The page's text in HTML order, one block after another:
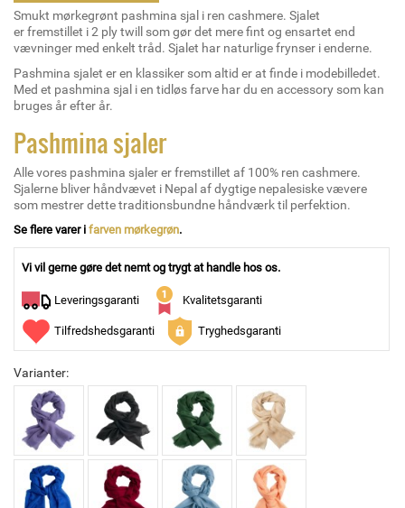
Smukt mørkegrønt pashmina sjal i ren cashmere. Sjalet
er fremstillet i 2 ply twill som gør det mere fint og ensartet end
vævninger med enkelt tråd. Sjalet har naturlige frynser i enderne.
Pashmina sjalet er en klassiker som altid er at finde i modebilledet.
Med et pashmina sjal i en tidløs farve har du en accessory som kan
bruges år efter år.
Pashmina sjaler
Alle vores pashmina sjaler er fremstillet af 100% ren cashmere.
Sjalerne bliver håndvævet i Nepal af dygtige nepalesiske vævere
som mestrer dette traditionsbundne håndværk til perfektion.
Se flere varer i farven mørkegrøn.
Vi vil gerne gøre det nemt og trygt at handle hos os.
Leveringsgaranti Kvalitetsgaranti
Tilfredshedsgaranti Tryghedsgaranti
Varianter: